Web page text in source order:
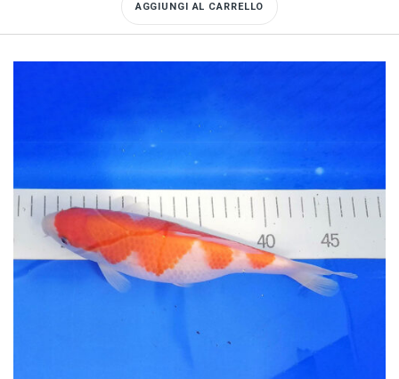
AGGIUNGI AL CARRELLO